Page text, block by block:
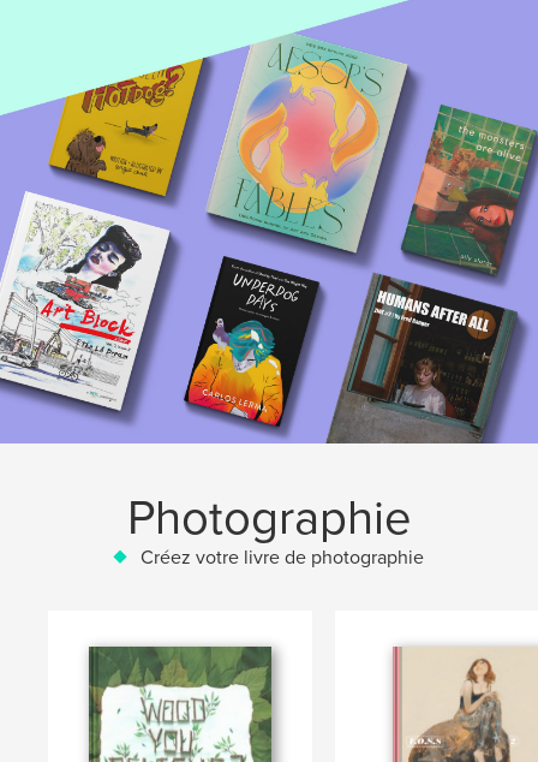
Photographie
Créez votre livre de photographie